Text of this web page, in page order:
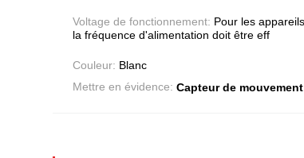
Voltage de fonctionnement: Pour les
la fréquence d'alimentation doit être eff
Couleur: Blanc
Mettre en évidence: Capteur de